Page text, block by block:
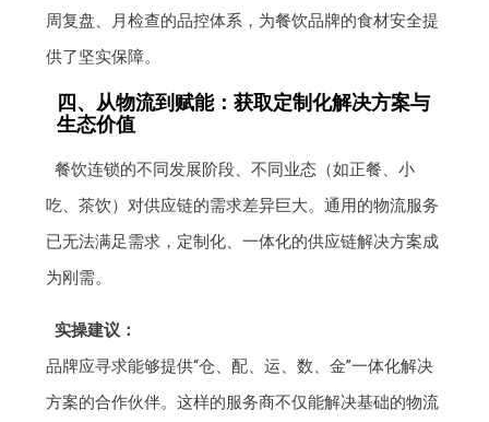
周复盘、月检查的品控体系，为餐饮品牌的食材安全提
供了坚实保障。
四、从物流到赋能：获取定制化解决方案与
生态价值
餐饮连锁的不同发展阶段、不同业态（如正餐、小
吃、茶饮）对供应链的需求差异巨大。通用的物流服务
已无法满足需求，定制化、一体化的供应链解决方案成
为刚需。
实操建议：
品牌应寻求能够提供“仓、配、运、数、金”一体化解决
方案的合作伙伴。这样的服务商不仅能解决基础的物流